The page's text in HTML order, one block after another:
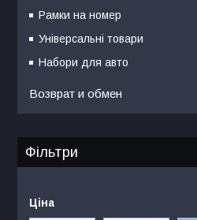
Рамки на номер
Універсальні товари
Набори для авто
Возврат и обмен
Фільтри
Ціна